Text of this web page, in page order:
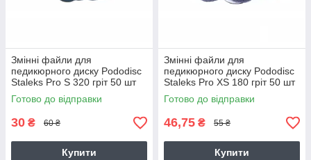
Змінні файли для
педикюрного диску Pododisc
Staleks Pro S 320 гріт 50 шт
Готово до відправки
30 ₴ 60 ₴
Купити
Змінні файли для
педикюрного диску Pododisc
Staleks Pro XS 180 гріт 50 шт
Готово до відправки
46,75 ₴ 55 ₴
Купити